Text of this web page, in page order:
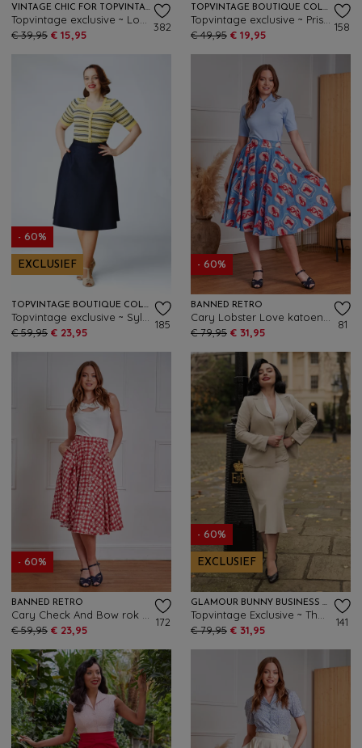
VINTAGE CHIC FOR TOPVINTAGE
€ 39,95 € 15,95
382
TOPVINTAGE BOUTIQUE COLLECTION
€ 49,95 € 19,95
158
- 60%
EXCLUSIEF
TOPVINTAGE BOUTIQUE COLLECTION
€ 59,95 € 23,95
185
- 60%
BANNED RETRO
€ 79,95 € 31,95
81
- 60%
BANNED RETRO
€ 59,95 € 23,95
172
- 60%
EXCLUSIEF
GLAMOUR BUNNY BUSINESS BABE
€ 79,95 € 31,95
141